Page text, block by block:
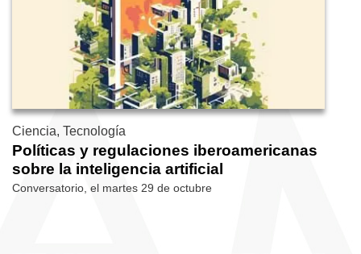
Ciencia, Tecnología
Políticas y regulaciones iberoamericanas
sobre la inteligencia artificial
Conversatorio, el martes 29 de octubre